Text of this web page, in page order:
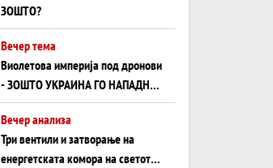
ЗОШТО?
Вечер тема
Виолетова империја под дронови
- ЗОШТО УКРАИНА ГО НАПАДНА
РУСКИОТ WILDBERRIES
Вечер анализа
Три вентили и затворање на
енергетската комора на светот: